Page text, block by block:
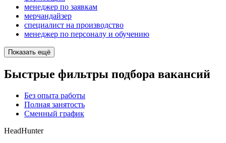
менеджер по заявкам
мерчандайзер
специалист на производство
менеджер по персоналу и обучению
Показать ещё
Быстрые фильтры подбора вакансий
Без опыта работы
Полная занятость
Сменный график
HeadHunter